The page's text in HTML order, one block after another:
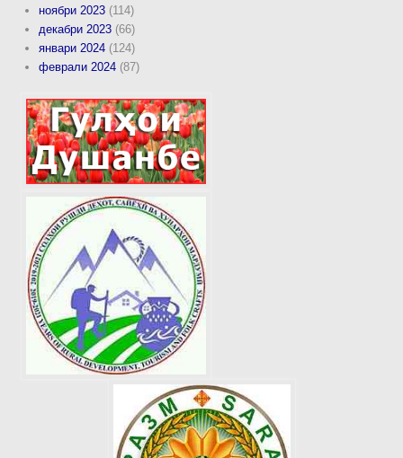
ноябри 2023 (114)
декабри 2023 (66)
январи 2024 (124)
феврали 2024 (87)